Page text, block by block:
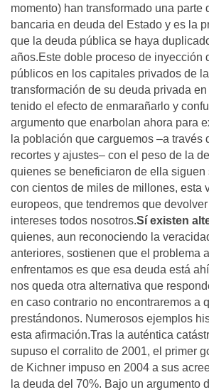
momento) han transformado una parte
bancaria en deuda del Estado y es la
que la deuda pública se haya
años.Este doble proceso de inyección
públicos en los capitales privados de
transformación de su deuda privada
tenido el efecto de enmarañarlo y
argumento que enarbolan ahora para
la población que carguemos –a través
recortes y ajustes– con el peso de la
quienes se beneficiaron de ella siguen
con cientos de miles de millones, esta
europeos, que tendremos que
intereses todos nosotros.Sí existen
quienes, aun reconociendo la
anteriores, sostienen que el problema
enfrentamos es que esa deuda está
nos queda otra alternativa que
en caso contrario no encontraremos a
prestándonos. Numerosos ejemplos
esta afirmación.Tras la auténtica
supuso el corralito de 2001, el primer
de Kichner impuso en 2004 a sus
la deuda del 70%. Bajo un argumento